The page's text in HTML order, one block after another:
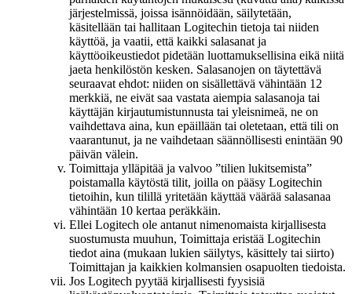
järjestelmissä, joissa isännöidään, säilytetään,
käsitellään tai hallitaan Logitechin tietoja tai niiden
käyttöä, ja vaatii, että kaikki salasanat ja
käyttöoikeustiedot pidetään luottamuksellisina eikä niitä
jaeta henkilöstön kesken. Salasanojen on täytettävä
seuraavat ehdot: niiden on sisällettävä vähintään 12
merkkiä, ne eivät saa vastata aiempia salasanoja tai
käyttäjän kirjautumistunnusta tai yleisnimeä, ne on
vaihdettava aina, kun epäillään tai oletetaan, että tili on
vaarantunut, ja ne vaihdetaan säännöllisesti enintään 90
päivän välein.
Toimittaja ylläpitää ja valvoo ”tilien lukitsemista”
poistamalla käytöstä tilit, joilla on pääsy Logitechin
tietoihin, kun tilillä yritetään käyttää väärää salasanaa
vähintään 10 kertaa peräkkäin.
Ellei Logitech ole antanut nimenomaista kirjallisesta
suostumusta muuhun, Toimittaja eristää Logitechin
tiedot aina (mukaan lukien säilytys, käsittely tai siirto)
Toimittajan ja kaikkien kolmansien osapuolten tiedoista.
Jos Logitech pyytää kirjallisesti fyysisiä